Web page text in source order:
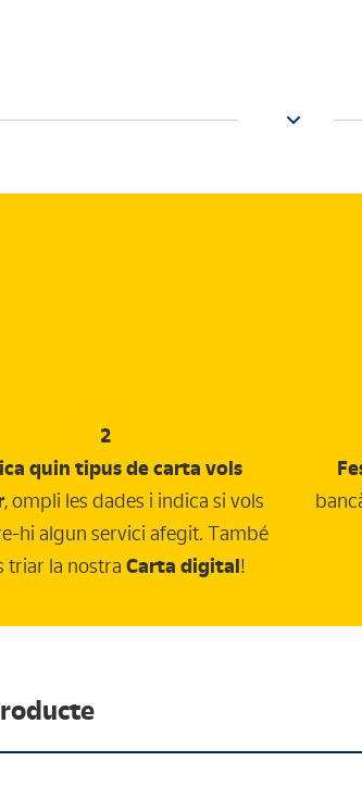
2
quin tipus de carta vols
, ompli les dades i indica si vols
hi algun servici afegit. També
triar la nostra Carta digital!